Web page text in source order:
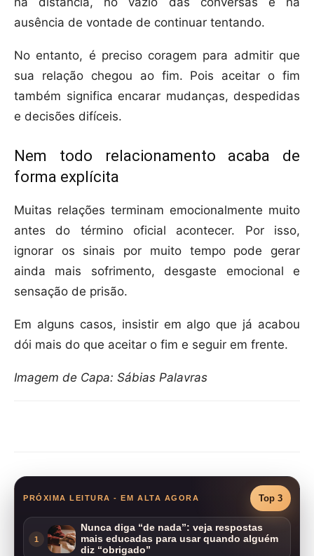
ausência de vontade de continuar tentando.
No entanto, é preciso coragem para admitir que
sua relação chegou ao fim. Pois aceitar o fim
também significa encarar mudanças, despedidas
e decisões difíceis.
Nem todo relacionamento acaba de
forma explícita
Muitas relações terminam emocionalmente muito
antes do término oficial acontecer. Por isso,
ignorar os sinais por muito tempo pode gerar
ainda mais sofrimento, desgaste emocional e
sensação de prisão.
Em alguns casos, insistir em algo que já acabou
dói mais do que aceitar o fim e seguir em frente.
Imagem de Capa: Sábias Palavras
PRÓXIMA LEITURA - EM ALTA AGORA Top 3
1
Nunca diga “de nada”: veja respostas
mais educadas para usar quando alguém
diz “obrigado”